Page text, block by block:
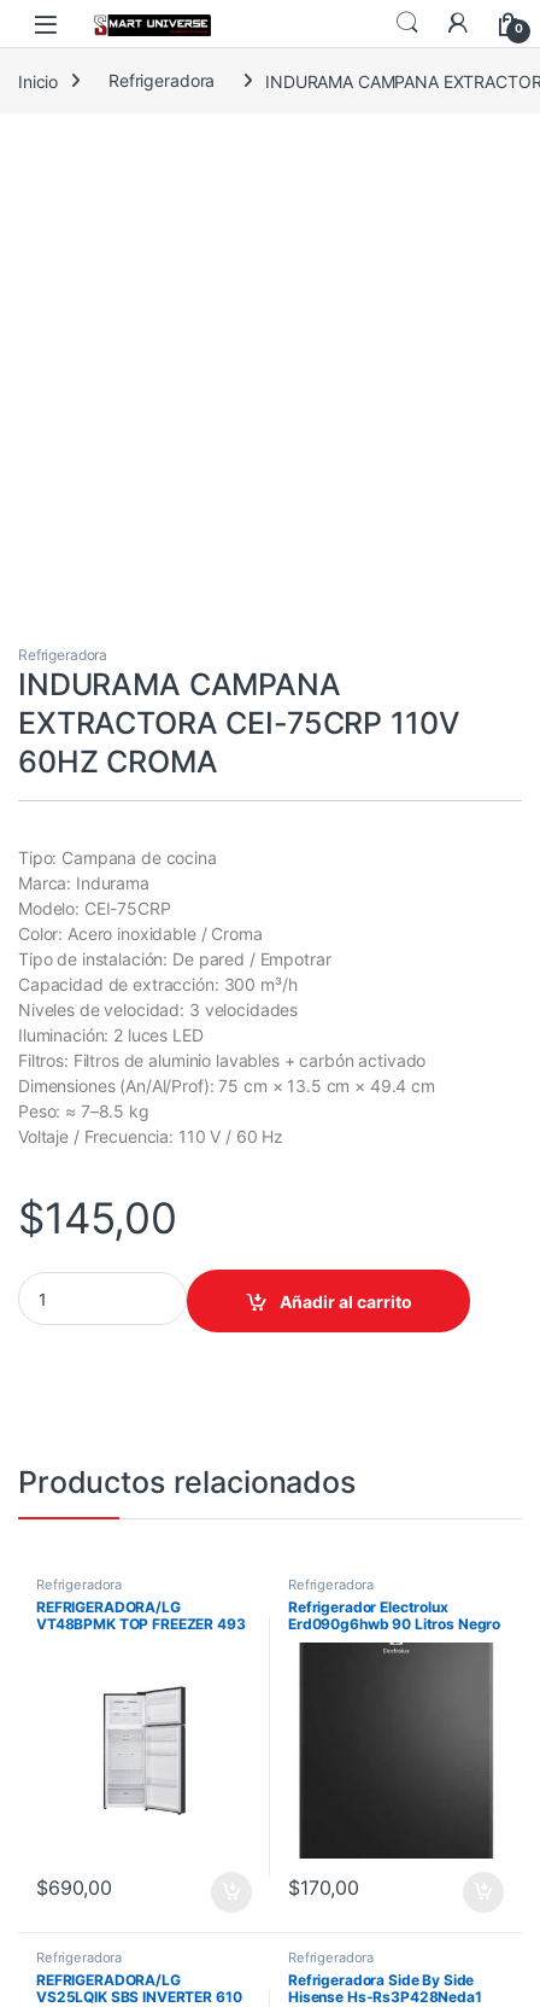
Skip to navigation
Skip to content
0
Inicio Refrigeradora INDURAMA CAMPANA
Refrigeradora
INDURAMA CAMPANA
EXTRACTORA CEI-75CRP 110V
60HZ CROMA
Tipo: Campana de cocina
Marca: Indurama
Modelo: CEI-75CRP
Color: Acero inoxidable / Croma
Tipo de instalación: De pared / Empotrar
Capacidad de extracción: 300 m³/h
Niveles de velocidad: 3 velocidades
Iluminación: 2 luces LED
Filtros: Filtros de aluminio lavables + carbón activado
Dimensiones (An/Al/Prof): 75 cm × 13.5 cm × 49.4 cm
Peso: ≈ 7–8.5 kg
Voltaje / Frecuencia: 110 V / 60 Hz
$145,00
INDURAMA CAMPANA EXTRACTORA CEI-75CRP 110V 60HZ
Añadir al carrito
Productos relacionados
Refrigeradora
REFRIGERADORA/LG
VT48BPMK TOP FREEZER 493
$690,00
Refrigeradora
Refrigerador Electrolux
Erd090g6hwb 90 Litros Negro
$170,00
Refrigeradora
REFRIGERADORA/LG
VS25LQIK SBS INVERTER 610
Refrigeradora
Refrigeradora Side By Side
Hisense Hs-Rs3P428Neda1